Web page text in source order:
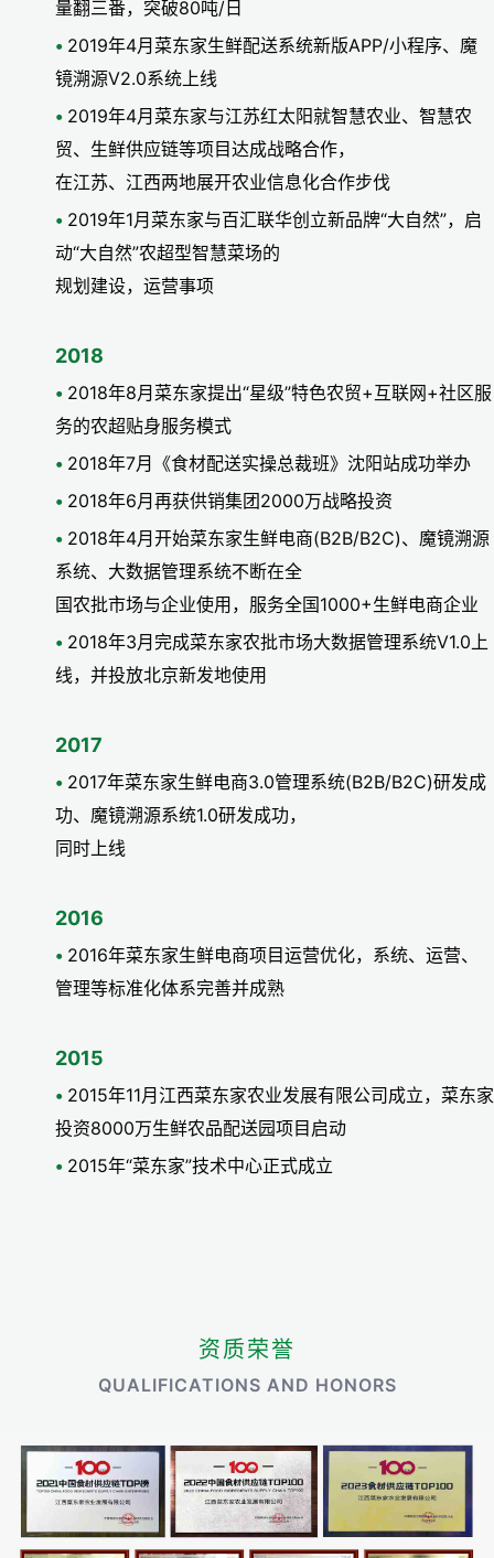
量翻三番，突破80吨/日
2019年4月菜东家生鲜配送系统新版APP/小程序、魔
镜溯源V2.0系统上线
2019年4月菜东家与江苏红太阳就智慧农业、智慧农
贸、生鲜供应链等项目达成战略合作，
在江苏、江西两地展开农业信息化合作步伐
2019年1月菜东家与百汇联华创立新品牌“大自然”，启
动“大自然”农超型智慧菜场的
规划建设，运营事项
2018
2018年8月菜东家提出“星级”特色农贸+互联网+社区服
务的农超贴身服务模式
2018年7月《食材配送实操总裁班》沈阳站成功举办
2018年6月再获供销集团2000万战略投资
2018年4月开始菜东家生鲜电商(B2B/B2C)、魔镜溯源
系统、大数据管理系统不断在全
国农批市场与企业使用，服务全国1000+生鲜电商企业
2018年3月完成菜东家农批市场大数据管理系统V1.0上
线，并投放北京新发地使用
2017
2017年菜东家生鲜电商3.0管理系统(B2B/B2C)研发成
功、魔镜溯源系统1.0研发成功，
同时上线
2016
2016年菜东家生鲜电商项目运营优化，系统、运营、
管理等标准化体系完善并成熟
2015
2015年11月江西菜东家农业发展有限公司成立，菜东家
投资8000万生鲜农品配送园项目启动
2015年“菜东家”技术中心正式成立
资质荣誉
QUALIFICATIONS AND HONORS